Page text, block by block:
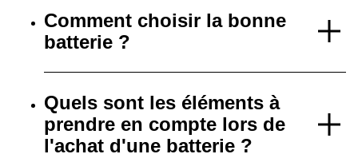
Comment choisir la bonne
batterie ?
Quels sont les éléments à
prendre en compte lors de
l'achat d'une batterie ?